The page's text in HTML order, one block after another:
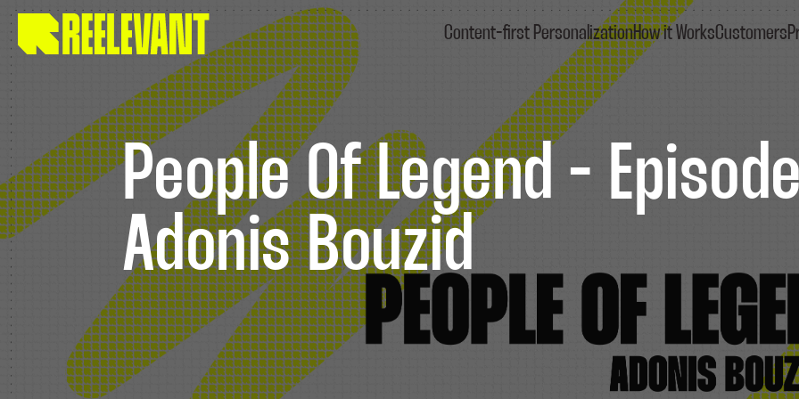
Content-first PersonalizationHow it WorksCustomers
People Of Legend -
Adonis Bouzid